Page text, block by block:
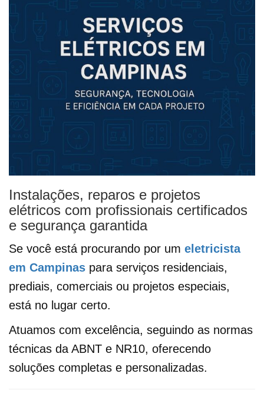
Instalações, reparos e projetos
elétricos com profissionais certificados
e segurança garantida
Se você está procurando por um eletricista
em Campinas para serviços residenciais,
prediais, comerciais ou projetos especiais,
está no lugar certo.
Atuamos com excelência, seguindo as normas
técnicas da ABNT e NR10, oferecendo
soluções completas e personalizadas.